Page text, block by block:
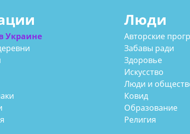
Украине
Люди
Авторские
Забавы ради
Здоровье
Искусство
Люди и
Ковид
Образование
Религия